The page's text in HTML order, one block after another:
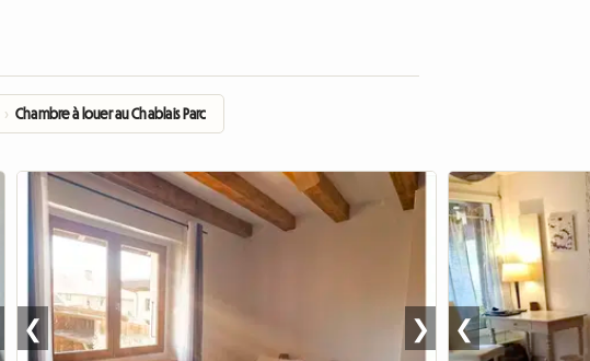
› Chambre à louer au Chablais Parc
❮ ❯ ❮